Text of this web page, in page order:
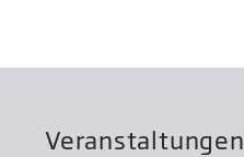
Veranstaltungen